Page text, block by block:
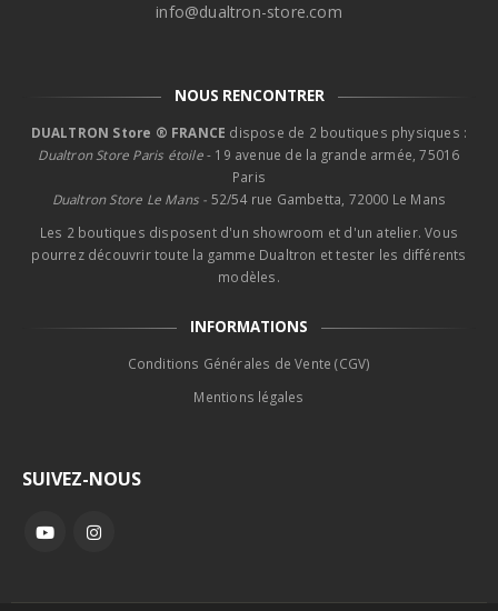
info@dualtron-store.com
NOUS RENCONTRER
DUALTRON Store ® FRANCE dispose de 2 boutiques physiques :
Dualtron Store Paris étoile- 19 avenue de la grande armée, 75016
Paris
Dualtron Store Le Mans - 52/54 rue Gambetta, 72000 Le Mans
Les 2 boutiques disposent d'un showroom et d'un atelier. Vous
pourrez découvrir toute la gamme Dualtron et tester les différents
modèles.
INFORMATIONS
Conditions Générales de Vente (CGV)
Mentions légales
SUIVEZ-NOUS